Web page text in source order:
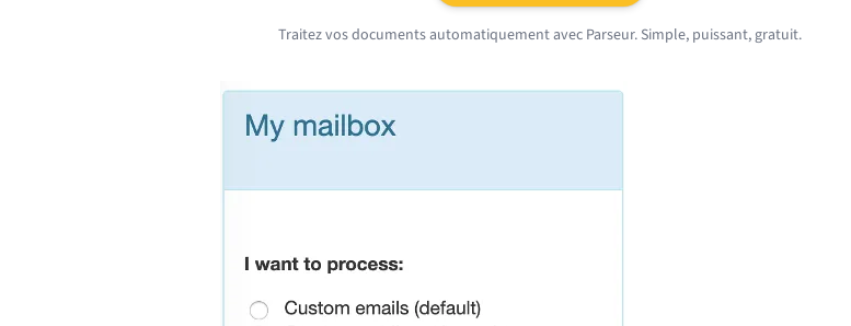
Traitez vos documents automatiquement avec Parseur. Simple, puissant, gratuit.